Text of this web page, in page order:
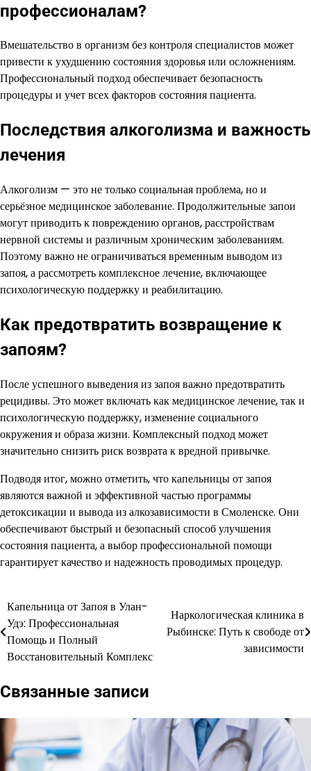
профессионалам?
Вмешательство в организм без контроля специалистов может
привести к ухудшению состояния здоровья или осложнениям.
Профессиональный подход обеспечивает безопасность
процедуры и учет всех факторов состояния пациента.
Последствия алкоголизма и важность
лечения
Алкоголизм — это не только социальная проблема, но и
серьёзное медицинское заболевание. Продолжительные запои
могут приводить к повреждению органов, расстройствам
нервной системы и различным хроническим заболеваниям.
Поэтому важно не ограничиваться временным выводом из
запоя, а рассмотреть комплексное лечение, включающее
психологическую поддержку и реабилитацию.
Как предотвратить возвращение к
запоям?
После успешного выведения из запоя важно предотвратить
рецидивы. Это может включать как медицинское лечение, так и
психологическую поддержку, изменение социального
окружения и образа жизни. Комплексный подход может
значительно снизить риск возврата к вредной привычке.
Подводя итог, можно отметить, что капельницы от запоя
являются важной и эффективной частью программы
детоксикации и вывода из алкозависимости в Смоленске. Они
обеспечивают быстрый и безопасный способ улучшения
состояния пациента, а выбор профессиональной помощи
гарантирует качество и надежность проводимых процедур.
Навигация
по
записям
Капельница от Запоя в Улан-
Удэ: Профессиональная
Помощь и Полный
Восстановительный Комплекс
Наркологическая клиника в
Рыбинске: Путь к свободе от
зависимости
Связанные записи